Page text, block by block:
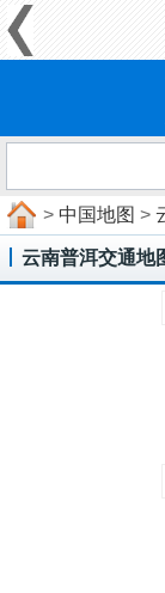
> 中国地图 >
云南普洱交通地